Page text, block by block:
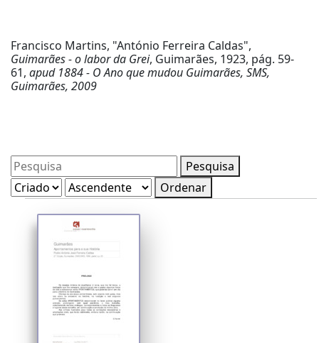
Francisco Martins, "António Ferreira Caldas",
Guimarães - o labor da Grei, Guimarães, 1923, pág. 59-
61, apud 1884 - O Ano que mudou Guimarães, SMS,
Guimarães, 2009
Pesquisa
Ordenar